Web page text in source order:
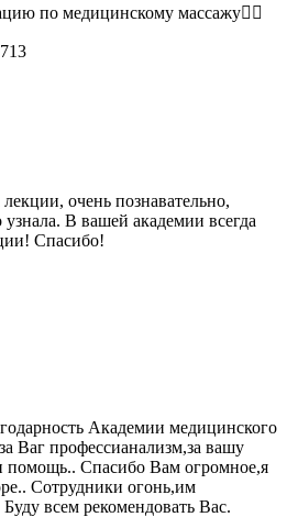
по медицинскому массажу🧑‍⚕️
очень познавательно,
узнала. В вашей академии всегда
Спасибо!
Академии медицинского
Ваг профессианализм,за вашу
помощь.. Спасибо Вам огромное,я
Сотрудники огонь,им
всем рекомендовать Вас.